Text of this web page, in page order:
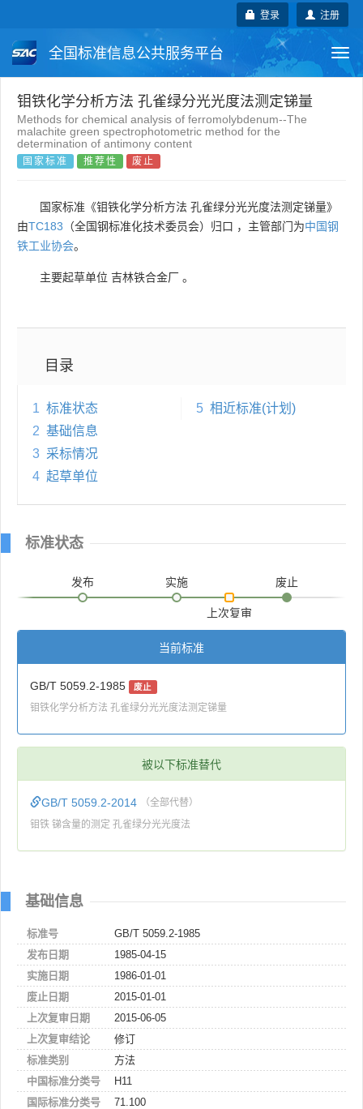
注册
登录
全国标准信息公共服务平台
国家标准 行业标准 地方标准
团体标准 企业标准 国际标准
钼铁化学分析方法 孔雀绿分光光度法测定锑量
Methods for chemical analysis of ferromolybdenum--The
malachite green spectrophotometric method for the
determination of antimony content
国家标准 推荐性 废止
国家标准《钼铁化学分析方法 孔雀绿分光光度法测定锑量》
由TC183 （全国钢标准化技术委员会）归口 ，主管部门为中国钢
铁工业协会。
主要起草单位 吉林铁合金厂 。
目录
1 标准状态
2 基础信息
3 采标情况
4 起草单位
5 相近标准(计划)
标准状态
发布 实施
上次复审
废止
当前标准
GB/T 5059.2-1985 废止
钼铁化学分析方法 孔雀绿分光光度法测定锑量
被以下标准替代
GB/T 5059.2-2014 （全部代替）
钼铁 锑含量的测定 孔雀绿分光光度法
基础信息
标准号
GB/T 5059.2-1985
发布日期
1985-04-15
实施日期
1986-01-01
废止日期
2015-01-01
上次复审日期
2015-06-05
上次复审结论
修订
标准类别
方法
中国标准分类号
H11
国际标准分类号
71.100